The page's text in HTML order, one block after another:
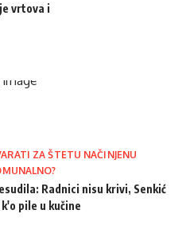
vrtova i
ZA ŠTETU NAČINJENU
Radnici nisu krivi, Senkić
pile u kučine